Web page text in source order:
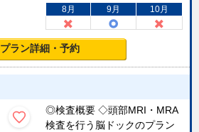
8月 9月 10月
プラン詳細・予約
◎検査概要 ◇頭部MRI・MRA
検査を行う脳ドックのプラン